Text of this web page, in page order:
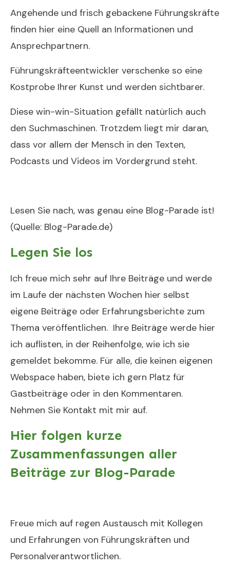
Angehende und frisch gebackene Führungskräfte
finden hier eine Quell an Informationen und
Ansprechpartnern.
Führungskräfteentwickler verschenke so eine
Kostprobe Ihrer Kunst und werden sichtbarer.
Diese win-win-Situation gefällt natürlich auch
den Suchmaschinen. Trotzdem liegt mir daran,
dass vor allem der Mensch in den Texten,
Podcasts und Videos im Vordergrund steht.
Lesen Sie nach, was genau eine Blog-Parade ist!
(Quelle: Blog-Parade.de)
Legen Sie los
Ich freue mich sehr auf Ihre Beiträge und werde
im Laufe der nächsten Wochen hier selbst
eigene Beiträge oder Erfahrungsberichte zum
Thema veröffentlichen. Ihre Beiträge werde hier
ich auflisten, in der Reihenfolge, wie ich sie
gemeldet bekomme. Für alle, die keinen eigenen
Webspace haben, biete ich gern Platz für
Gastbeiträge oder in den Kommentaren.
Nehmen Sie Kontakt mit mir auf.
Hier folgen kurze
Zusammenfassungen aller
Beiträge zur Blog-Parade
Freue mich auf regen Austausch mit Kollegen
und Erfahrungen von Führungskräften und
Personalverantwortlichen.